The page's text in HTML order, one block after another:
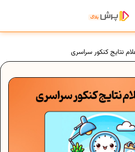
نتایج کنکور سراسری